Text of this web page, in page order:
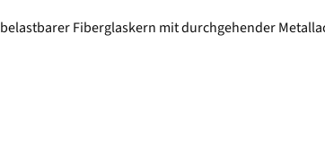
Fiberglaskern mit durchgehender